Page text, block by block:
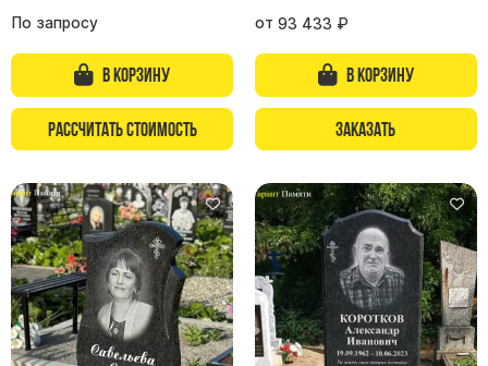
Столбы для ограды чугун
Столы и лавки
Тротуарная плитка
Подсвечники
Венки
Вазы из гранита
Скульптуры в полный рост
По запросу
В корзину
Рассчитать стоимость
от 93 433 ₽
В корзину
Заказать